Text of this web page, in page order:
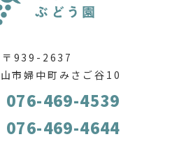
〒939-2637
市婦中町みさご谷10
076-469-4539
076-469-4644